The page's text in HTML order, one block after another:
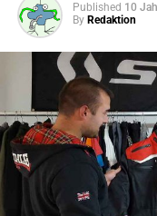
Published 10
By Redaktion